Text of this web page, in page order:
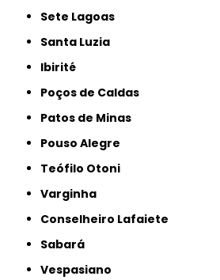
Sete Lagoas
Santa Luzia
Ibirité
Poços de Caldas
Patos de Minas
Pouso Alegre
Teófilo Otoni
Varginha
Conselheiro Lafaiete
Sabará
Vespasiano